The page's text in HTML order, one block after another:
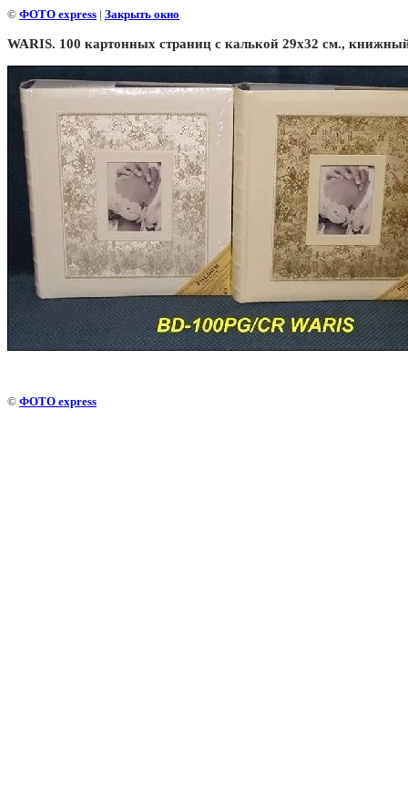
© ФОТО express | Закрыть окно
WARIS. 100 картонных страниц с калькой 29х32 см.,
© ФОТО express